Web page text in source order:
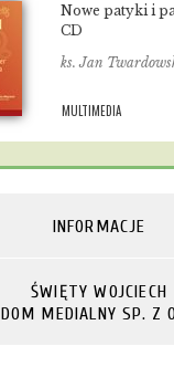
Nowe patyki i
CD
ks. Jan
MULTIMEDIA
INFORMACJE
ŚWIĘTY WOJCIECH
DOM MEDIALNY SP. Z